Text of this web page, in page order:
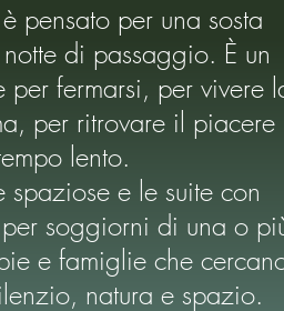
pensato per una sosta
di passaggio. È un
fermarsi, per vivere
per ritrovare il piacere
lento.
spaziose e le suite con
soggiorni di una o
e famiglie che
natura e spazio.